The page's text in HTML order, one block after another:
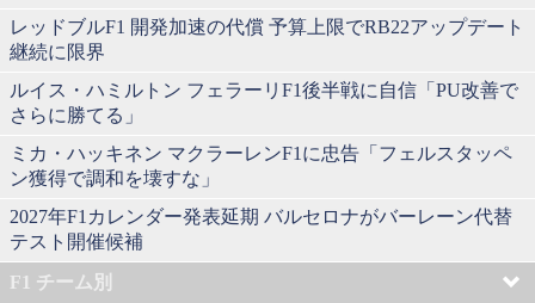
レッドブルF1 開発加速の代償 予算上限でRB22アップデート
継続に限界
ルイス・ハミルトン フェラーリF1後半戦に自信「PU改善で
さらに勝てる」
ミカ・ハッキネン マクラーレンF1に忠告「フェルスタッペ
ン獲得で調和を壊すな」
2027年F1カレンダー発表延期 バルセロナがバーレーン代替
テスト開催候補
F1 チーム別